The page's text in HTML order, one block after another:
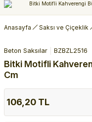
Anasayfa Saksı ve Çiçeklik
Beton Saksılar BZBZL2516
Bitki Motifli
Cm
106,20 TL